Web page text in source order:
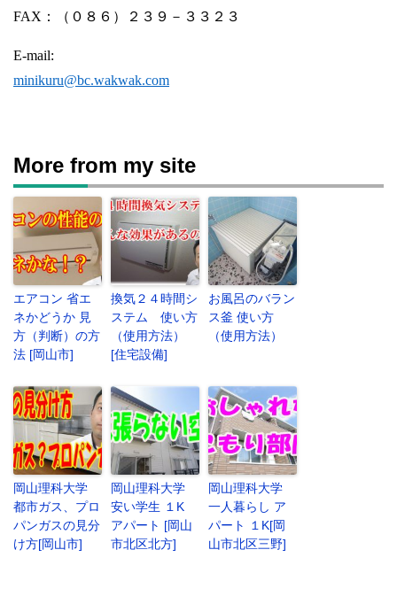
FAX ：（０８６）２３９－３３２３
E-mail:
minikuru@bc.wakwak.com
More from my site
エアコン 省エ
ネかどうか 見
方（判断）の方
法 [岡山市]
換気２４時間シ
ステム 使い方
（使用方法）
[住宅設備]
お風呂のバラン
ス釜 使い方
（使用方法）
岡山理科大学
都市ガス、プロ
パンガスの見分
け方[岡山市]
岡山理科大学
安い学生 １K
アパート [岡山
市北区北方]
岡山理科大学
一人暮らし ア
パート １K[岡
山市北区三野]